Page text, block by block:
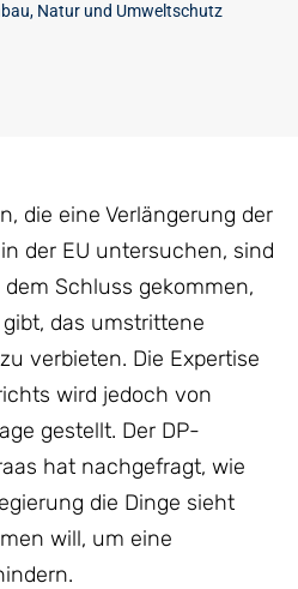
, Natur und Umweltschutz
die eine Verlängerung der
der EU untersuchen, sind
Schluss gekommen,
das umstrittene
verbieten. Die Expertise
wird jedoch von
gestellt. Der DP-
hat nachgefragt, wie
die Dinge sieht
will, um eine